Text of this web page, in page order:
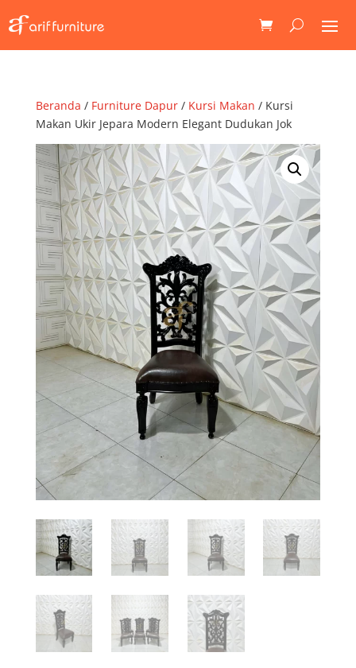
Beranda / Furniture Dapur/ Kursi Makan / Kursi
Makan Ukir Jepara Modern Elegant Dudukan Jok